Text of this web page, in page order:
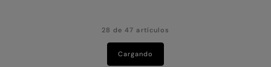
28 de 47 artículos
Cargando